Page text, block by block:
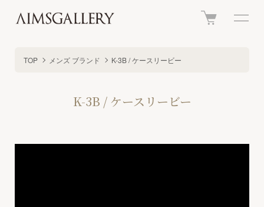
TOP メンズ ブランド K-3B / ケースリービー
K-3B / ケースリービー